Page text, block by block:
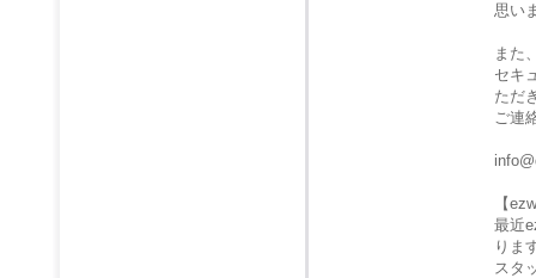
思い
また
セキ
ただ
ご連
【
最近
りま
スタ